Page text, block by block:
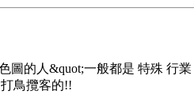
圖的人&quot;一般都是 特殊 行業
鳥攬客的!!